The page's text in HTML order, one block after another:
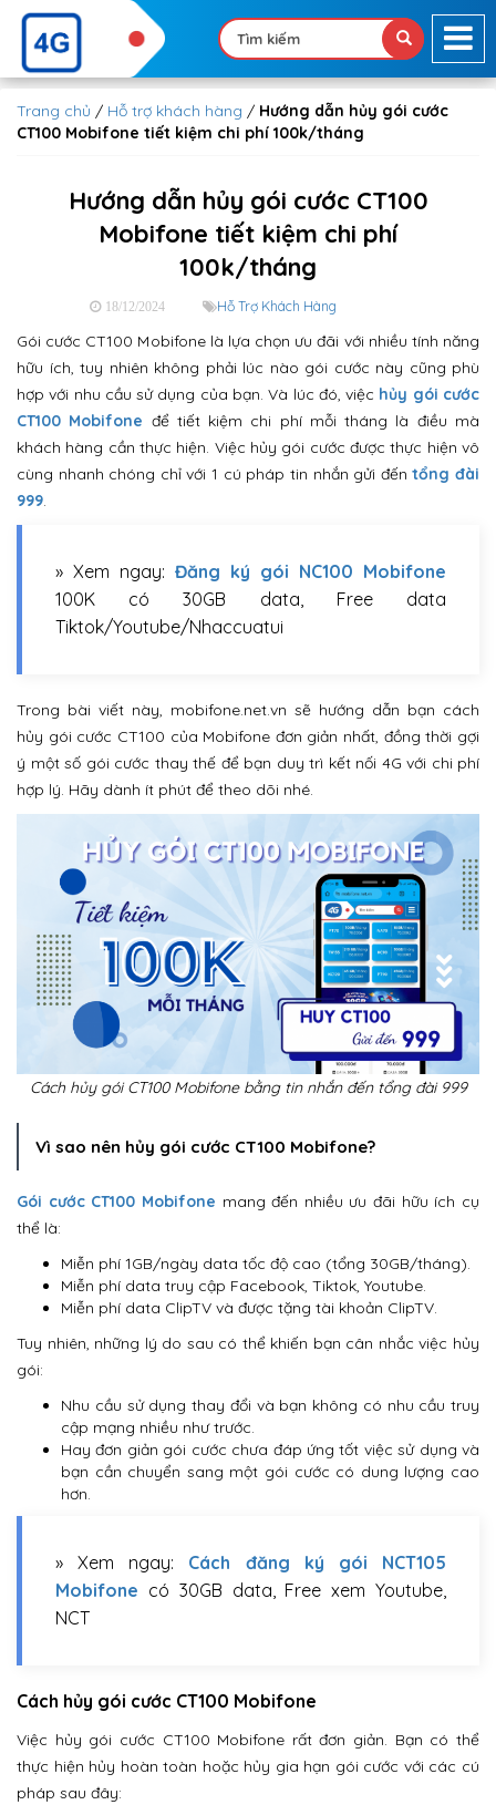
Trang chủ / Hỗ trợ khách hàng / Hướng dẫn hủy gói cước
CT100 Mobifone tiết kiệm chi phí 100k/tháng
Hướng dẫn hủy gói cước CT100
Mobifone tiết kiệm chi phí
100k/tháng
18/12/2024 Hỗ Trợ Khách Hàng
Gói cước CT100 Mobifone là lựa chọn ưu đãi với nhiều tính năng
hữu ích, tuy nhiên không phải lúc nào gói cước này cũng phù
hợp với nhu cầu sử dụng của bạn. Và lúc đó, việc hủy gói cước
CT100 Mobifone để tiết kiệm chi phí mỗi tháng là điều mà
khách hàng cần thực hiện. Việc hủy gói cước được thực hiện vô
cùng nhanh chóng chỉ với 1 cú pháp tin nhắn gửi đếntổng đài
999.
» Xem ngay: Đăng ký gói NC100 Mobifone
100K có 30GB data, Free data
Tiktok/Youtube/Nhaccuatui
Trong bài viết này, mobifone.net.vn sẽ hướng dẫn bạn cách
hủy gói cước CT100 của Mobifone đơn giản nhất, đồng thời gợi
ý một số gói cước thay thế để bạn duy trì kết nối 4G với chi phí
hợp lý. Hãy dành ít phút để theo dõi nhé.
Cách hủy gói CT100 Mobifone bằng tin nhắn đến tổng đài 999
Vì sao nên hủy gói cước CT100 Mobifone?
Gói cước CT100 Mobifone mang đến nhiều ưu đãi hữu ích cụ
thể là:
Miễn phí 1GB/ngày data tốc độ cao (tổng 30GB/tháng).
Miễn phí data truy cập Facebook, Tiktok, Youtube.
Miễn phí data ClipTV và được tặng tài khoản ClipTV.
Tuy nhiên, những lý do sau có thể khiến bạn cân nhắc việc hủy
gói:
Nhu cầu sử dụng thay đổi và bạn không có nhu cầu truy
cập mạng nhiều như trước.
Hay đơn giản gói cước chưa đáp ứng tốt việc sử dụng và
bạn cần chuyển sang một gói cước có dung lượng cao
hơn.
» Xem ngay: Cách đăng ký gói NCT105
Mobifone có 30GB data, Free xem Youtube,
NCT
Cách hủy gói cước CT100 Mobifone
Việc hủy gói cước CT100 Mobifone rất đơn giản. Bạn có thể
thực hiện hủy hoàn toàn hoặc hủy gia hạn gói cước với các cú
pháp sau đây: